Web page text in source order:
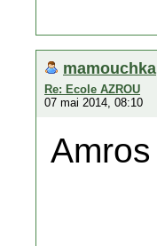
mamouchka
Re: Ecole AZROU
07 mai 2014, 08:10
Amros